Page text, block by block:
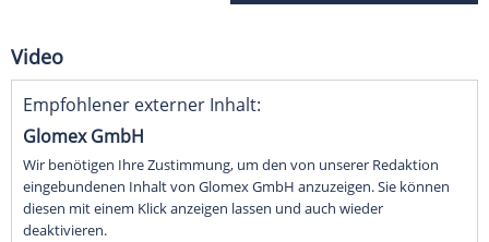
Video
Empfohlener externer Inhalt:
Glomex GmbH
Wir benötigen Ihre Zustimmung, um den von unserer Redaktion
eingebundenen Inhalt von Glomex GmbH anzuzeigen. Sie können
diesen mit einem Klick anzeigen lassen und auch wieder
deaktivieren.